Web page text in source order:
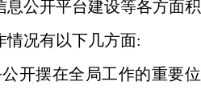
公开平台建设等各方面积
情况有以下几方面:
开摆在全局工作的重要位